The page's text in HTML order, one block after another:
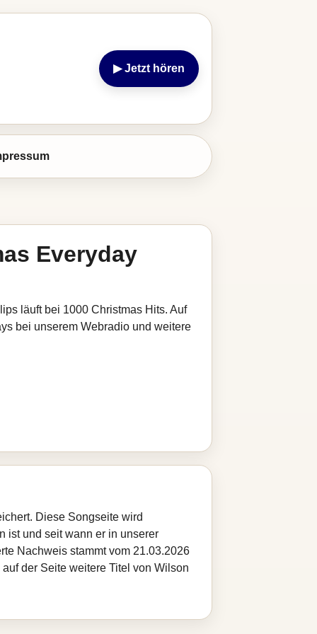
▶ Jetzt hören
Everyday
läuft bei 1000 Christmas Hits. Auf
bei unserem Webradio und weitere
Diese Songseite wird
ist und seit wann er in unserer
Nachweis stammt vom 21.03.2026
der Seite weitere Titel von Wilson